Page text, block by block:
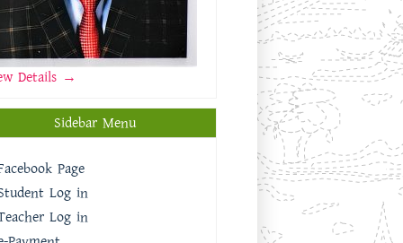
Details →
Sidebar Menu
Page
Log in
Log in